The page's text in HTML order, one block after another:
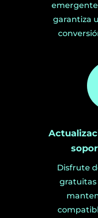
garantiza
Disfrute
gratuitas